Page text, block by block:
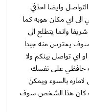
وايضا احذفي
الى اي مكان هوبه كما
وانما يتطلع الى
سوف يحترس منه جيدا
اي تواصل بينكم ولا
حافظي على نفسك
بالسوء ويمكن
كان هذا الشخص سوف